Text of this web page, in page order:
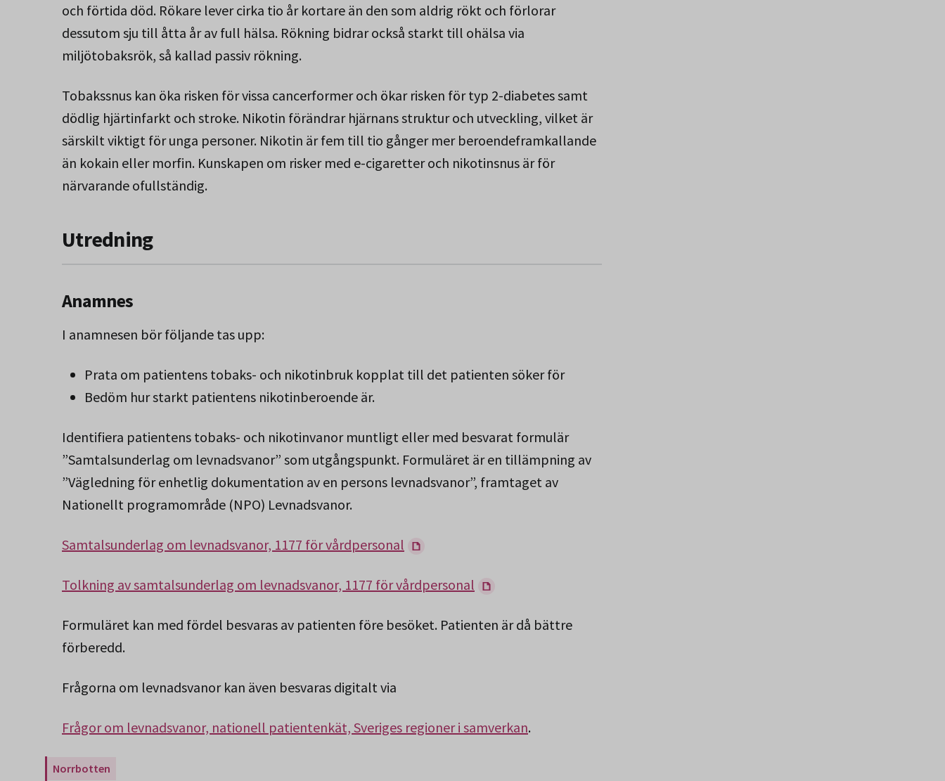
och förtida död. Rökare lever cirka tio år kortare än den som aldrig rökt och förlorar
dessutom sju till åtta år av full hälsa. Rökning bidrar också starkt till ohälsa via
miljötobaksrök, så kallad passiv rökning.
Tobakssnus kan öka risken för vissa cancerformer och ökar risken för typ 2-diabetes samt
dödlig hjärtinfarkt och stroke. Nikotin förändrar hjärnans struktur och utveckling, vilket är
särskilt viktigt för unga personer. Nikotin är fem till tio gånger mer beroendeframkallande
än kokain eller morfin. Kunskapen om risker med e-cigaretter och nikotinsnus är för
närvarande ofullständig.
Utredning
Anamnes
I anamnesen bör följande tas upp:
Prata om patientens tobaks- och nikotinbruk kopplat till det patienten söker för
Bedöm hur starkt patientens nikotinberoende är.
Identifiera patientens tobaks- och nikotinvanor muntligt eller med besvarat formulär
”Samtalsunderlag om levnadsvanor” som utgångspunkt. Formuläret är en tillämpning av
”Vägledning för enhetlig dokumentation av en persons levnadsvanor”, framtaget av
Nationellt programområde (NPO) Levnadsvanor.
Samtalsunderlag om levnadsvanor, 1177 för vårdpersonal
Tolkning av samtalsunderlag om levnadsvanor, 1177 för vårdpersonal
Formuläret kan med fördel besvaras av patienten före besöket. Patienten är då bättre
förberedd.
Frågorna om levnadsvanor kan även besvaras digitalt via
Frågor om levnadsvanor, nationell patientenkät, Sveriges regioner i samverkan.